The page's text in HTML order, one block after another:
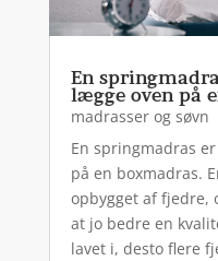
En
lægge oven på
madrasser og søvn
En springmadras
på en boxmadras.
opbygget af fjedre,
at jo bedre en
lavet i, desto flere